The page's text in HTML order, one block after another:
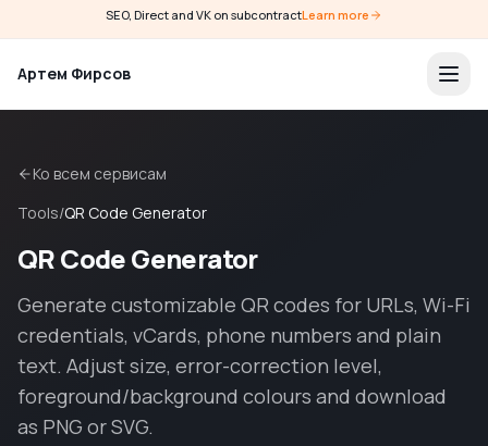
SEO, Direct and VK on subcontractLearn more
Артем Фирсов
Ко всем сервисам
Tools/QR Code Generator
QR Code Generator
Generate customizable QR codes for URLs, Wi-Fi
credentials, vCards, phone numbers and plain
text. Adjust size, error-correction level,
foreground/background colours and download
as PNG or SVG.